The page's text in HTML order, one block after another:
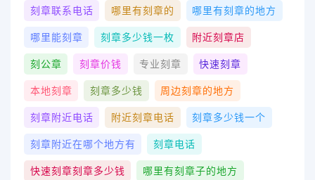
刻章联系电话 哪里有刻章的 哪里有刻章的地方
哪里能刻章 刻章多少钱一枚 附近刻章店
刻公章 刻章价钱 专业刻章 快速刻章
本地刻章 刻章多少钱 周边刻章的地方
刻章附近电话 附近刻章电话 刻章多少钱一个
刻章附近在哪个地方有 刻章电话
快速刻章刻章多少钱 哪里有刻章子的地方